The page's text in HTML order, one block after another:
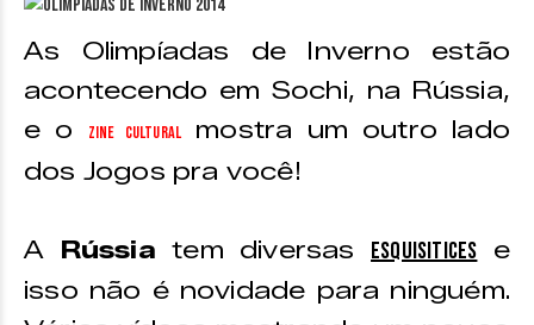
As Olimpíadas de Inverno estão
acontecendo em Sochi, na Rússia,
e o
Zine Cultural
mostra um outro lado
dos Jogos pra você!
A Rússia tem diversas esquisitices e
isso não é novidade para ninguém.